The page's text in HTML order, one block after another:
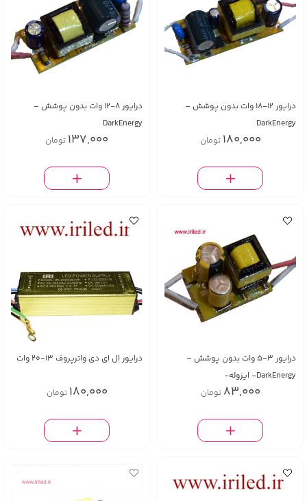
درایور 12-18 وات بدون پوشش –
DarkEnergy
180,000 تومان
درایور 8-12 وات بدون پوشش –
DarkEnergy
137,000 تومان
درایور 3-5 وات بدون پوشش –
DarkEnergy- ایزوله-
83,000 تومان
درایور ال ای دی واترپروف 13-20 وات
180,000 تومان